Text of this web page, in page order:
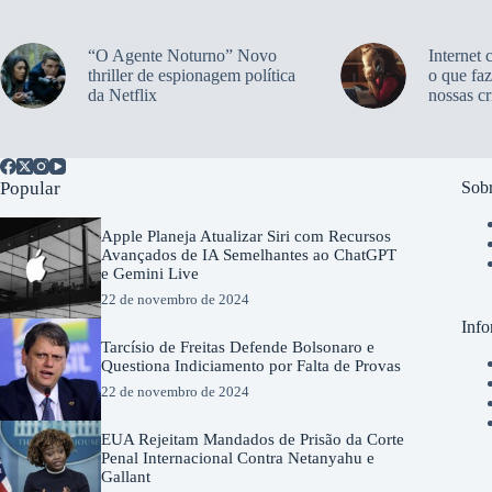
“O Agente Noturno” Novo
thriller de espionagem política
da Netflix
Internet
o que
nossas
Popular
Apple Planeja Atualizar Siri com Recursos
Avançados de IA Semelhantes ao ChatGPT
e Gemini Live
22 de novembro de 2024
Tarcísio de Freitas Defende Bolsonaro e
Questiona Indiciamento por Falta de Provas
22 de novembro de 2024
EUA Rejeitam Mandados de Prisão da Corte
Penal Internacional Contra Netanyahu e
Gallant